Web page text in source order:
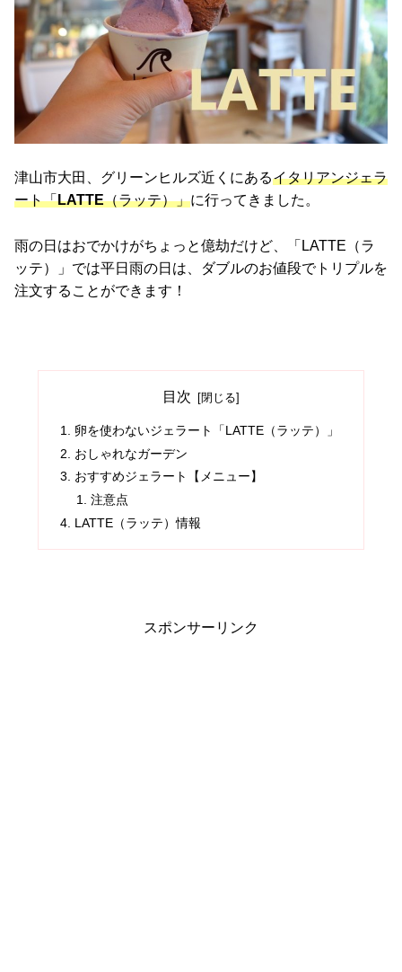
津山市大田、グリーンヒルズ近くにあるイタリアンジェラ
ート「LATTE（ラッテ）」に行ってきました。
雨の日はおでかけがちょっと億劫だけど、「LATTE（ラ
ッテ）」では平日雨の日は、ダブルのお値段でトリプルを
注文することができます！
目次
卵を使わないジェラート「LATTE（ラッテ）」
おしゃれなガーデン
おすすめジェラート【メニュー】
注意点
LATTE（ラッテ）情報
スポンサーリンク